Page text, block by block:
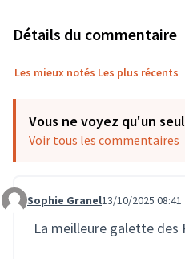
Détails du commentaire
Les mieux notés Les plus récents
Vous ne voyez qu'un
Voir tous les commentaires
Commentaire 3851
Sophie Granel13/10/2025 08:41
La meilleure galette des